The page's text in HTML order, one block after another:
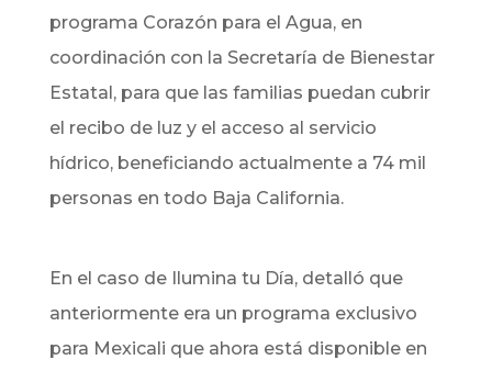
programa Corazón para el Agua, en
coordinación con la Secretaría de Bienestar
Estatal, para que las familias puedan cubrir
el recibo de luz y el acceso al servicio
hídrico, beneficiando actualmente a 74 mil
personas en todo Baja California.
En el caso de Ilumina tu Día, detalló que
anteriormente era un programa exclusivo
para Mexicali que ahora está disponible en